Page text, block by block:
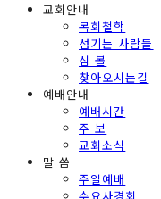
교회안내
목회철학
섬기는 사람들
심 볼
찾아오시는길
예배안내
예배시간
주 보
교회소식
말 씀
주일예배